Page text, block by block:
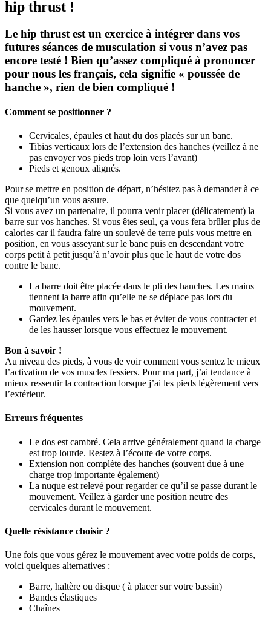
hip thrust !
Le hip thrust est un exercice à intégrer dans vos
futures séances de musculation si vous n’avez pas
encore testé ! Bien qu’assez compliqué à prononcer
pour nous les français, cela signifie « poussée de
hanche », rien de bien compliqué !
Comment se positionner ?
Cervicales, épaules et haut du dos placés sur un banc.
Tibias verticaux lors de l’extension des hanches (veillez à ne
pas envoyer vos pieds trop loin vers l’avant)
Pieds et genoux alignés.
Pour se mettre en position de départ, n’hésitez pas à demander à ce
que quelqu’un vous assure.
Si vous avez un partenaire, il pourra venir placer (délicatement) la
barre sur vos hanches. Si vous êtes seul, ça vous fera brûler plus de
calories car il faudra faire un soulevé de terre puis vous mettre en
position, en vous asseyant sur le banc puis en descendant votre
corps petit à petit jusqu’à n’avoir plus que le haut de votre dos
contre le banc.
La barre doit être placée dans le pli des hanches. Les mains
tiennent la barre afin qu’elle ne se déplace pas lors du
mouvement.
Gardez les épaules vers le bas et éviter de vous contracter et
de les hausser lorsque vous effectuez le mouvement.
Bon à savoir !
Au niveau des pieds, à vous de voir comment vous sentez le mieux
l’activation de vos muscles fessiers. Pour ma part, j’ai tendance à
mieux ressentir la contraction lorsque j’ai les pieds légèrement vers
l’extérieur.
Erreurs fréquentes
Le dos est cambré. Cela arrive généralement quand la charge
est trop lourde. Restez à l’écoute de votre corps.
Extension non complète des hanches (souvent due à une
charge trop importante également)
La nuque est relevé pour regarder ce qu’il se passe durant le
mouvement. Veillez à garder une position neutre des
cervicales durant le mouvement.
Quelle résistance choisir ?
Une fois que vous gérez le mouvement avec votre poids de corps,
voici quelques alternatives :
Barre, haltère ou disque ( à placer sur votre bassin)
Bandes élastiques
Chaînes